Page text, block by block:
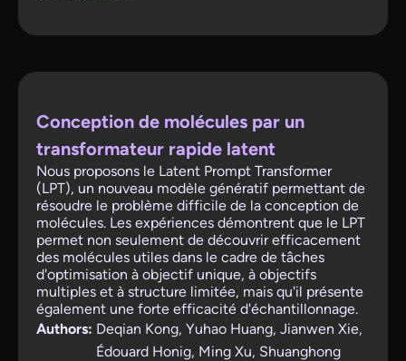
Conception de molécules par un
transformateur rapide latent
Nous proposons le Latent Prompt Transformer
(LPT), un nouveau modèle génératif permettant de
résoudre le problème difficile de la conception de
molécules. Les expériences démontrent que le LPT
permet non seulement de découvrir efficacement
des molécules utiles dans le cadre de tâches
d'optimisation à objectif unique, à objectifs
multiples et à structure limitée, mais qu'il présente
également une forte efficacité d'échantillonnage.
Authors: Deqian Kong, Yuhao Huang, Jianwen Xie,
Édouard Honig, Ming Xu, Shuanghong